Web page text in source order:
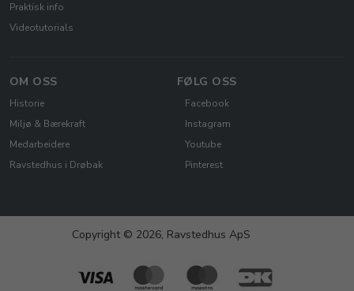
Praktisk info
Videotutorials
OM OSS
Historie
Miljø & Bærekraft
Medarbeidere
Ravstedhus i Drøbak
FØLG OSS
Facebook
Instagram
Youtube
Pinterest
Copyright © 2026, Ravstedhus ApS